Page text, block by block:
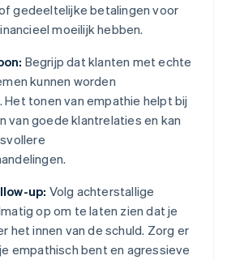
gedeeltelijke betalingen voor
moeilijk hebben.
Begrijp dat klanten met echte
kunnen worden
tonen van empathie helpt bij
van goede klantrelaties en kan
up: Volg achterstallige
op om te laten zien dat je
het innen van de schuld. Zorg er
empathisch bent en agressieve